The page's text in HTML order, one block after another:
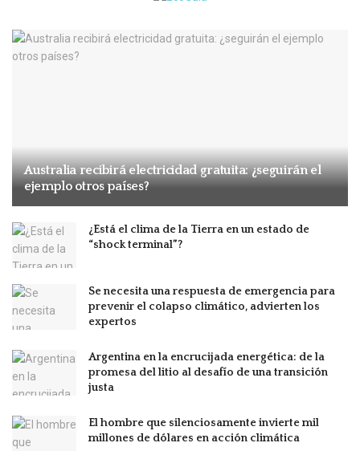
Australia recibirá electricidad gratuita: ¿seguirán el
ejemplo otros países?
¿Está el clima de la Tierra en un estado de
“shock terminal”?
Se necesita una respuesta de emergencia para
prevenir el colapso climático, advierten los
expertos
Argentina en la encrucijada energética: de la
promesa del litio al desafío de una transición
justa
El hombre que silenciosamente invierte mil
millones de dólares en acción climática